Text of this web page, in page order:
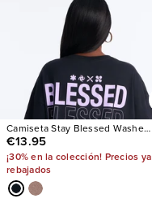
Camiseta Stay Blessed Washed
Oversized
€13.95
¡30% en la colección! Precios ya
rebajados